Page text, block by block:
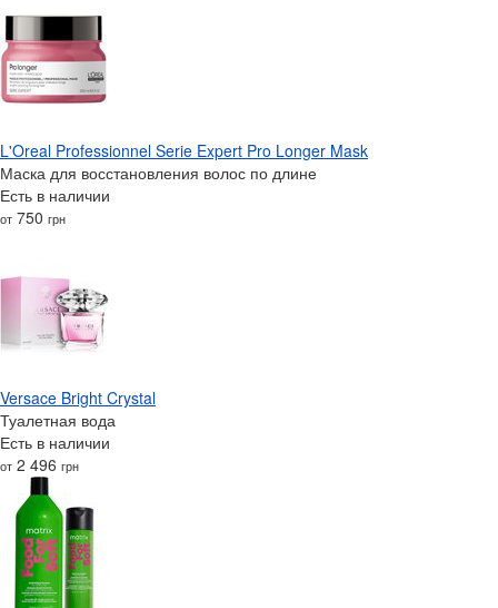
L'Oreal Professionnel Serie Expert Pro Longer Mask
Маска для восстановления волос по длине
Есть в наличии
от 750 грн
Versace Bright Crystal
Туалетная вода
Есть в наличии
от 2 496 грн